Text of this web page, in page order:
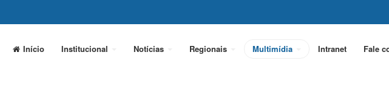
Início Institucional Notícias Regionais Multimídia Intranet Fale